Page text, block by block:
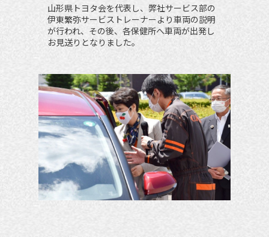
山形県トヨタ会を代表し、弊社サービス部の
伊東繁弥サービストレーナーより車両の﻿説明
が行われ、その後、各保健所へ車両が出発し
お見送りとなりました。